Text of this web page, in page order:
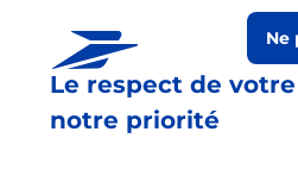
Le respect de
notre priorité
Ne
Boîte aux lettres La
Le lien s'ouvre dans un nouvel onglet